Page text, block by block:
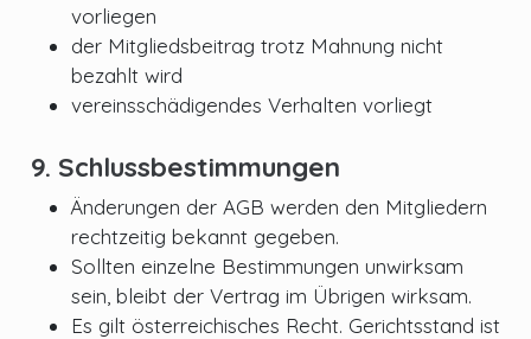
vorliegen
der Mitgliedsbeitrag trotz Mahnung nicht
bezahlt wird
vereinsschädigendes Verhalten vorliegt
9. Schlussbestimmungen
Änderungen der AGB werden den Mitgliedern
rechtzeitig bekannt gegeben.
Sollten einzelne Bestimmungen unwirksam
sein, bleibt der Vertrag im Übrigen wirksam.
Es gilt österreichisches Recht. Gerichtsstand ist